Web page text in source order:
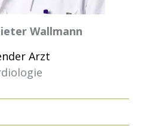
Wallmann
Arzt